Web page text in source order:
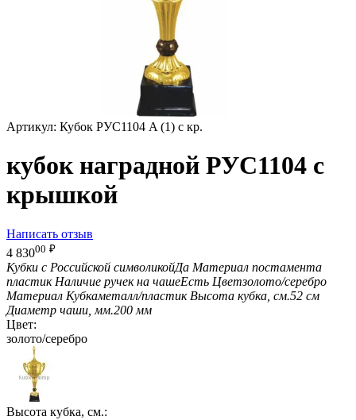
Артикул: Кубок РУС1104 A (1) с кр.
кубок наградной РУС1104 с
крышкой
Написать отзыв
4 83000 ₽
Кубки с Российской символикойДа Материал постамента
пластик Наличие ручек на чашеЕсть Цветзолото/серебро
Материал Кубкаметалл/пластик Высота кубка, см.52 см
Диаметр чаши, мм.200 мм
Цвет:
золото/серебро
Высота кубка, см.: